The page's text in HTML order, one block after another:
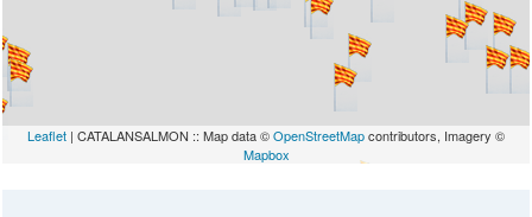
Leaflet | CATALANSALMON :: Map data ©OpenStreetMapcontributors, Imagery ©
Mapbox